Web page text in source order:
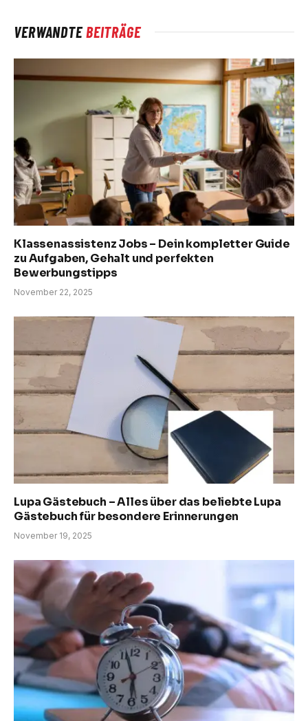
VERWANDTEBEITRÄGE
Klassenassistenz Jobs – Dein kompletter Guide
zu Aufgaben, Gehalt und perfekten
Bewerbungstipps
November 22, 2025
Lupa Gästebuch – Alles über das beliebte Lupa
Gästebuch für besondere Erinnerungen
November 19, 2025